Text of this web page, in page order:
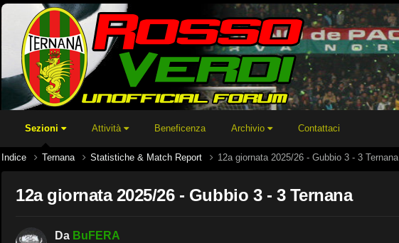
Sezioni Attività Beneficenza Archivio Contattaci
Indice Ternana Statistiche & Match Report 12a giornata 2025/26 - Gubbio 3 - 3 Ternana
12a giornata 2025/26 - Gubbio 3 - 3 Ternana
Da BuFERA